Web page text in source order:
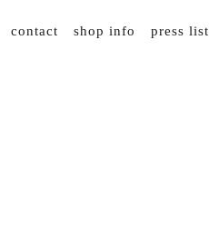
contact shop info press list